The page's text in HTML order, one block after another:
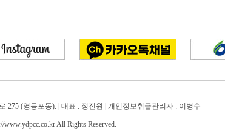
275 (영등포동). | 대표 : 정진원 | 개인정보취급관리자 : 이병수
All Rights Reserved.